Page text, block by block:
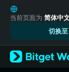
English
日本語
Русский
Español
Türkçe
当前页面为 简体中
切换